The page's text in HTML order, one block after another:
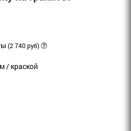
(2 740 руб)
/ краской